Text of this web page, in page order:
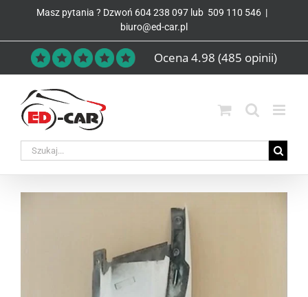
Masz pytania ? Dzwoń 604 238 097 lub 509 110 546 |
biuro@ed-car.pl
Ocena 4.98 (485 opinii)